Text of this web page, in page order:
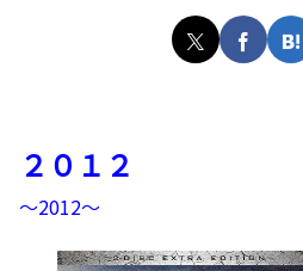
２０１２
～2012～